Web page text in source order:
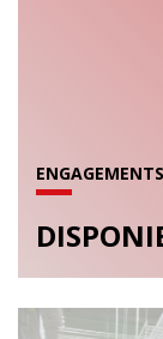
ENGAGEMENTS